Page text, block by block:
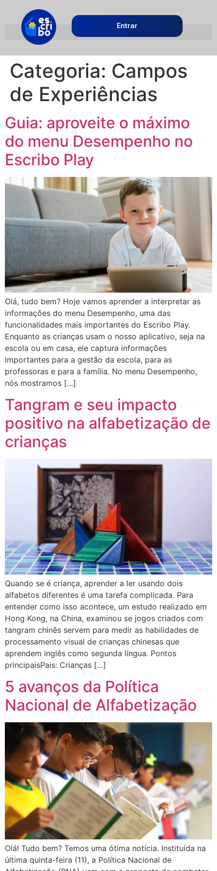
Entrar
Categoria: Campos
de Experiências
Guia: aproveite o máximo
do menu Desempenho no
Escribo Play
Olá, tudo bem? Hoje vamos aprender a interpretar as
informações do menu Desempenho, uma das
funcionalidades mais importantes do Escribo Play.
Enquanto as crianças usam o nosso aplicativo, seja na
escola ou em casa, ele captura informações
importantes para a gestão da escola, para as
professoras e para a família. No menu Desempenho,
nós mostramos […]
Tangram e seu impacto
positivo na alfabetização de
crianças
Quando se é criança, aprender a ler usando dois
alfabetos diferentes é uma tarefa complicada. Para
entender como isso acontece, um estudo realizado em
Hong Kong, na China, examinou se jogos criados com
tangram chinês servem para medir as habilidades de
processamento visual de crianças chinesas que
aprendem inglês como segunda língua. Pontos
principaisPais: Crianças […]
5 avanços da Política
Nacional de Alfabetização
Olá! Tudo bem? Temos uma ótima notícia. Instituída na
última quinta-feira (11), a Política Nacional de